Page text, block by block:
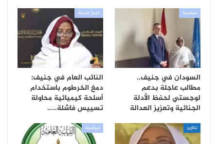
سياسية
السودان في جنيف..
مطالب عاجلة بدعم
لوجستي لحفظ الأدلة
الجنائية وتعزيز العدالة
أخبار عاجلة
النائب العام في جنيف:
دمغ الخرطوم باستخدام
أسلحة كيميائية محاولة
تسييس فاشلة..…
تقارير سياسية